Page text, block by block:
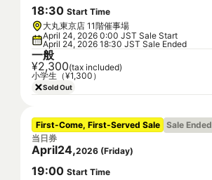
18:30 Start Time
大丸東京店 11階催事場
April 24, 2026 0:00 JST Sale Start
April 24, 2026 18:30 JST Sale Ended
一般
¥2,300(tax included)
小学生（¥1,300）
Sold Out
First-Come, First-Served Sale Sale Ended
当日券
April24,2026 (Friday)
19:00 Start Time